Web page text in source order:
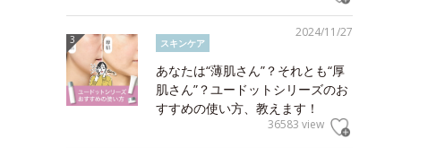
2024/11/27
スキンケア
あなたは“薄肌さん”？それとも“厚
肌さん”？ユードットシリーズのお
すすめの使い方、教えます！
36583 view